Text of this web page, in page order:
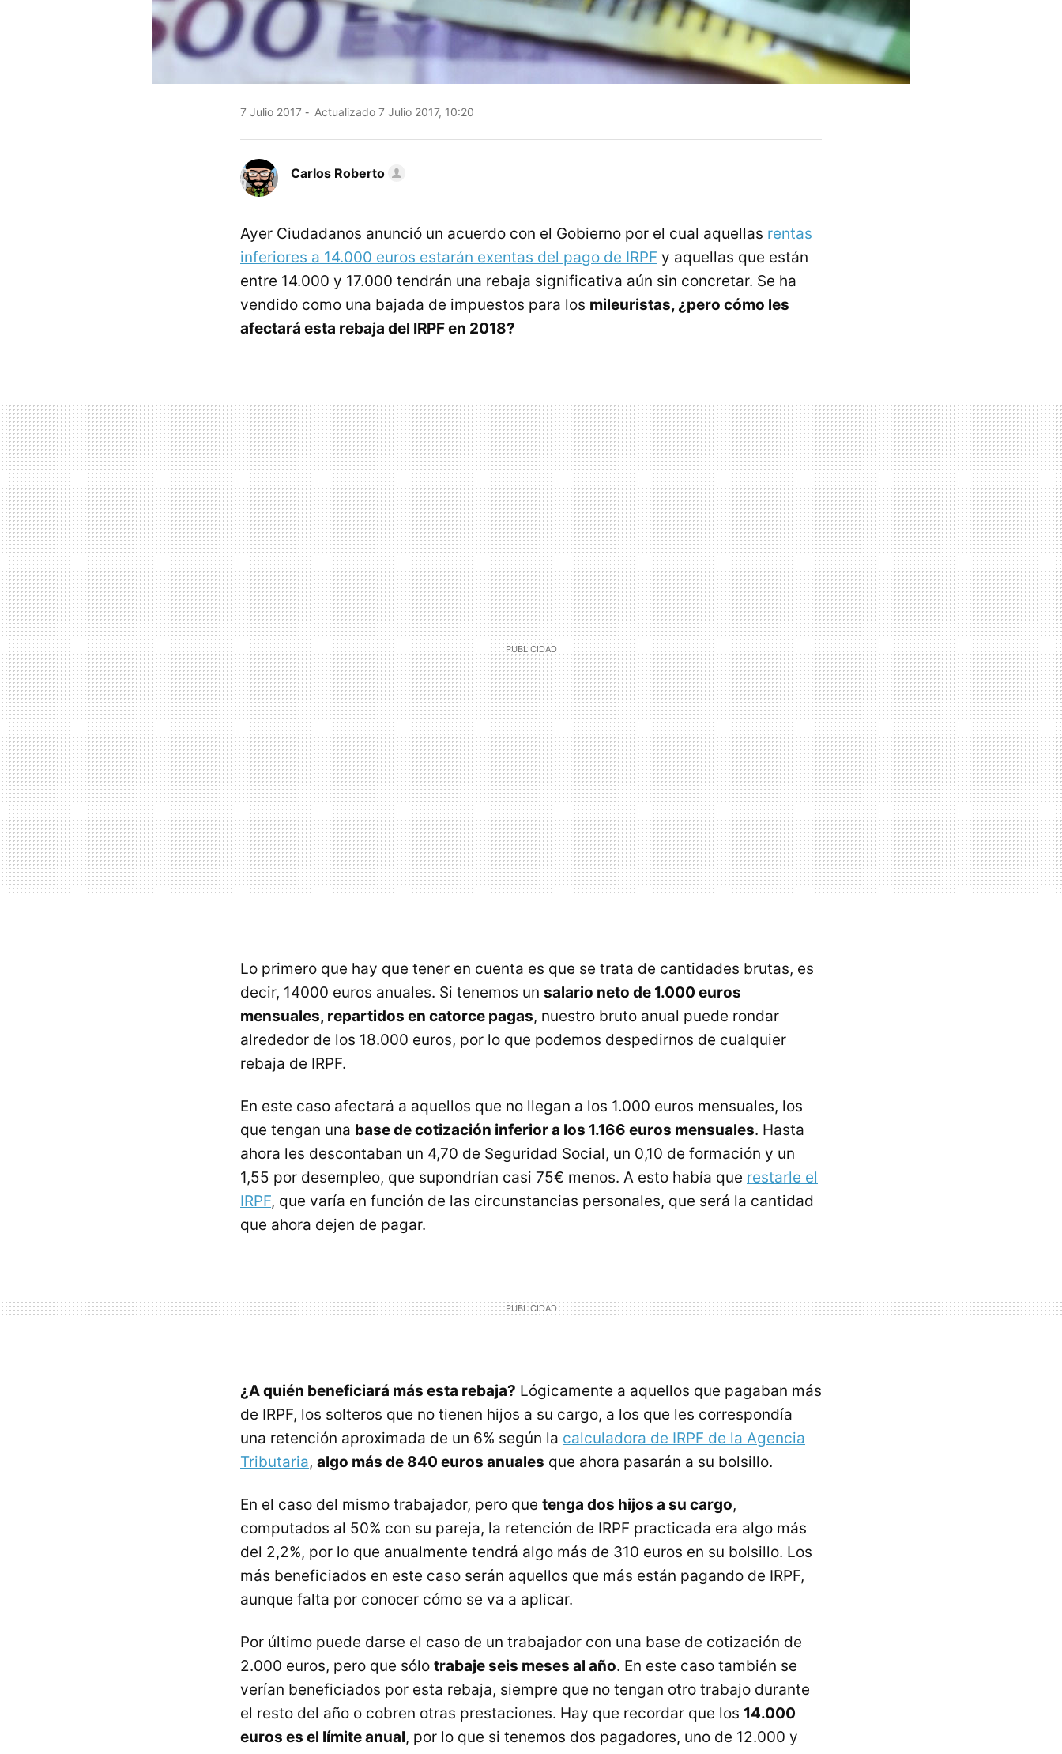
7 Julio 2017 Actualizado 7 Julio 2017, 10:20
Carlos Roberto
Ayer Ciudadanos anunció un acuerdo con el Gobierno por el cual aquellas rentas
inferiores a 14.000 euros estarán exentas del pago de IRPF y aquellas que están
entre 14.000 y 17.000 tendrán una rebaja significativa aún sin concretar. Se ha
vendido como una bajada de impuestos para los mileuristas, ¿pero cómo les
afectará esta rebaja del IRPF en 2018?
Lo primero que hay que tener en cuenta es que se trata de cantidades brutas, es
decir, 14000 euros anuales. Si tenemos un salario neto de 1.000 euros
mensuales, repartidos en catorce pagas, nuestro bruto anual puede rondar
alrededor de los 18.000 euros, por lo que podemos despedirnos de cualquier
rebaja de IRPF.
En este caso afectará a aquellos que no llegan a los 1.000 euros mensuales, los
que tengan una base de cotización inferior a los 1.166 euros mensuales. Hasta
ahora les descontaban un 4,70 de Seguridad Social, un 0,10 de formación y un
1,55 por desempleo, que supondrían casi 75€ menos. A esto había que restarle el
IRPF, que varía en función de las circunstancias personales, que será la cantidad
que ahora dejen de pagar.
¿A quién beneficiará más esta rebaja? Lógicamente a aquellos que pagaban más
de IRPF, los solteros que no tienen hijos a su cargo, a los que les correspondía
una retención aproximada de un 6% según la calculadora de IRPF de la Agencia
Tributaria, algo más de 840 euros anuales que ahora pasarán a su bolsillo.
En el caso del mismo trabajador, pero que tenga dos hijos a su cargo,
computados al 50% con su pareja, la retención de IRPF practicada era algo más
del 2,2%, por lo que anualmente tendrá algo más de 310 euros en su bolsillo. Los
más beneficiados en este caso serán aquellos que más están pagando de IRPF,
aunque falta por conocer cómo se va a aplicar.
Por último puede darse el caso de un trabajador con una base de cotización de
2.000 euros, pero que sólo trabaje seis meses al año. En este caso también se
verían beneficiados por esta rebaja, siempre que no tengan otro trabajo durante
el resto del año o cobren otras prestaciones. Hay que recordar que los 14.000
euros es el límite anual, por lo que si tenemos dos pagadores, uno de 12.000 y